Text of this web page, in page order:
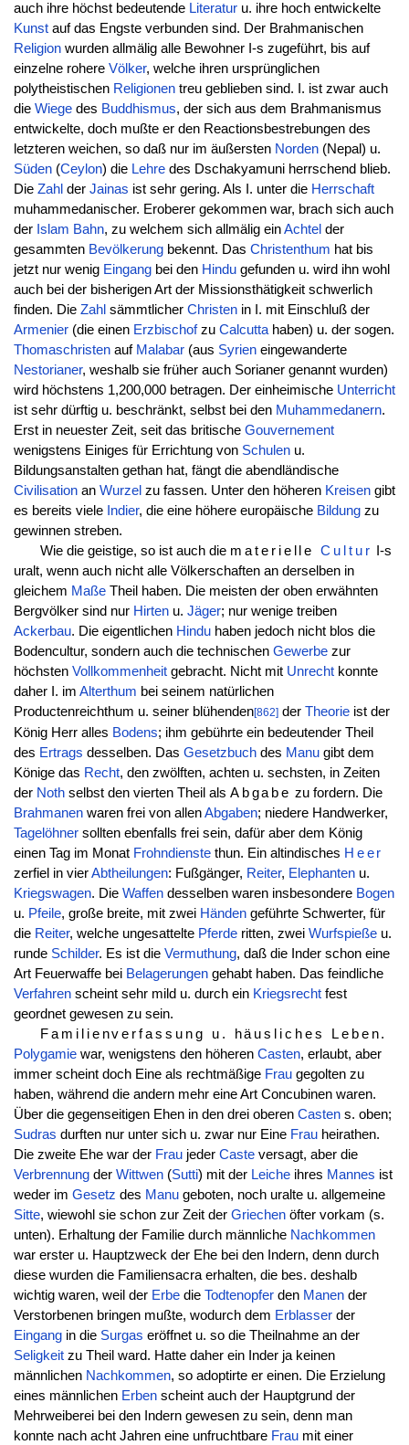
auch ihre höchst bedeutende Literaturu. ihre hoch entwickelte
Kunstauf das Engste verbunden sind. Der Brahmanischen
Religionwurden allmälig alle Bewohner I-s zugeführt, bis auf
einzelne rohere Völker, welche ihren ursprünglichen
polytheistischen Religionentreu geblieben sind. I. ist zwar auch
die Wiegedes Buddhismus, der sich aus dem Brahmanismus
entwickelte, doch mußte er den Reactionsbestrebungen des
letzteren weichen, so daß nur im äußersten Norden(Nepal) u.
Süden(Ceylon) die Lehredes Dschakyamuni herrschend blieb.
Die Zahl der Jainas ist sehr gering. Als I. unter die Herrschaft
muhammedanischer. Eroberer gekommen war, brach sich auch
der Islam Bahn, zu welchem sich allmälig einAchtel der
gesammten Bevölkerungbekennt. Das Christenthum hat bis
jetzt nur wenig Eingangbei den Hindugefunden u. wird ihn wohl
auch bei der bisherigen Art der Missionsthätigkeit schwerlich
finden. Die Zahl sämmtlicher Christenin I. mit Einschluß der
Armenier(die einen Erzbischofzu Calcuttahaben) u. der sogen.
Thomaschristenauf Malabar(aus Syrieneingewanderte
Nestorianer, weshalb sie früher auch Sorianer genannt wurden)
wird höchstens 1,200,000 betragen. Der einheimische Unterricht
ist sehr dürftig u. beschränkt, selbst bei den Muhammedanern.
Erst in neuester Zeit, seit das britische Gouvernement
wenigstens Einiges für Errichtung von Schulenu.
Bildungsanstalten gethan hat, fängt die abendländische
Civilisationan Wurzel zu fassen. Unter den höheren Kreisengibt
es bereits viele Indier, die eine höhere europäische Bildungzu
gewinnen streben.
Wie die geistige, so ist auch die materielleCultur
I-s
uralt, wenn auch nicht alle Völkerschaften an derselben in
gleichem MaßeTheil haben. Die meisten der oben erwähnten
Bergvölker sind nur Hirtenu. Jäger; nur wenige treiben
Ackerbau. Die eigentlichen Hinduhaben jedoch nicht blos die
Bodencultur, sondern auch die technischen Gewerbezur
höchsten Vollkommenheitgebracht. Nicht mit Unrechtkonnte
daher I. im Alterthum bei seinem natürlichen
Productenreichthum u. seiner blühenden[862]der Theorieist der
König Herr alles Bodens; ihm gebührte ein bedeutender Theil
des Ertrags desselben. Das Gesetzbuchdes Manugibt dem
Könige das Recht, den zwölften, achten u. sechsten, in Zeiten
der Nothselbst den vierten Theil als Abgabe zu fordern. Die
Brahmanenwaren frei von allenAbgaben; niedere Handwerker,
Tagelöhnersollten ebenfalls frei sein, dafür aber dem König
einen Tag im Monat Frohndienstethun. Ein altindisches Heer
zerfiel in vierAbtheilungen: Fußgänger, Reiter, Elephantenu.
Kriegswagen. Die Waffendesselben waren insbesondere Bogen
u. Pfeile, große breite, mit zwei Händengeführte Schwerter, für
die Reiter, welche ungesattelte Pferderitten, zwei Wurfspießeu.
runde Schilder. Es ist die Vermuthung, daß die Inder schon eine
Art Feuerwaffe bei Belagerungengehabt haben. Das feindliche
Verfahrenscheint sehr mild u. durch ein Kriegsrechtfest
geordnet gewesen zu sein.
Familienverfassung u. häusliches Leben.
Polygamiewar, wenigstens den höheren Casten, erlaubt, aber
immer scheint doch Eine als rechtmäßige Fraugegolten zu
haben, während die andern mehr eine Art Concubinen waren.
Über die gegenseitigen Ehen in den drei oberen Castens. oben;
Sudras durften nur unter sich u. zwar nur Eine Frauheirathen.
Die zweite Ehe war der Fraujeder Casteversagt, aber die
Verbrennungder Wittwen(Sutti) mit der Leicheihres Mannes ist
weder im Gesetz des Manugeboten, noch uralte u. allgemeine
Sitte, wiewohl sie schon zur Zeit der Griechenöfter vorkam (s.
unten). Erhaltung der Familie durch männliche Nachkommen
war erster u. Hauptzweck der Ehe bei den Indern, denn durch
diese wurden die Familiensacra erhalten, die bes. deshalb
wichtig waren, weil der Erbedie Todtenopferden Manender
Verstorbenen bringen mußte, wodurch dem Erblasserder
Eingangin die Surgas eröffnet u. so die Theilnahme an der
Seligkeitzu Theil ward. Hatte daher ein Inder ja keinen
männlichen Nachkommen, so adoptirte er einen. Die Erzielung
eines männlichen Erbenscheint auch der Hauptgrund der
Mehrweiberei bei den Indern gewesen zu sein, denn man
konnte nach acht Jahren eine unfruchtbare Fraumit einer